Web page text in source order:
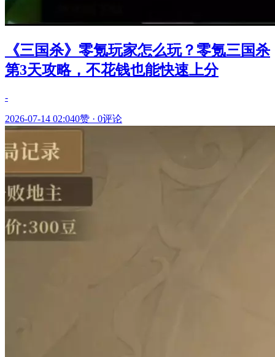
《三国杀》零氪玩家怎么玩？零氪三国杀
第3天攻略，不花钱也能快速上分
-
2026-07-14 02:040赞 · 0评论